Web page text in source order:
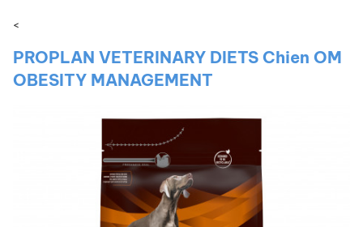
<
PROPLAN VETERINARY DIETS Chien OM
OBESITY MANAGEMENT